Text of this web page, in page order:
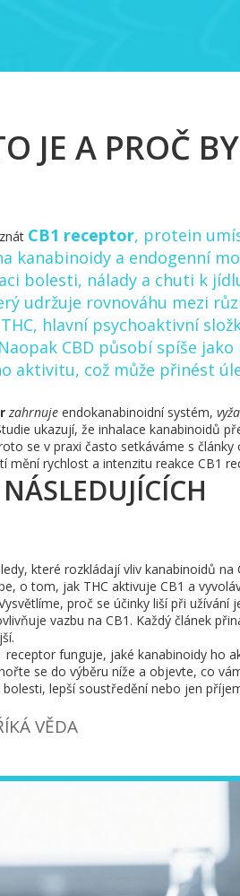
JE A PROČ
CB1 receptor, protein
kanabinoidy a endogenní
bolesti, nálady a chuti k
udržuje rovnováhu mezi
THC, hlavní psychoaktivní
CBD působí spíše
aktivitu, což může přinést
zahrnuje endokanabinoidní systém,
ukazují, že inhalace kanabinoidů
se v praxi často setkáváme s články
mění rychlost a intenzitu reakce CB1
které rozkládají vliv kanabinoidů na
o tom, jak THC aktivuje CB1 a
proč se účinky liší při užívání
vazbu na CB1. Každý článek
funguje, jaké kanabinoidy ho
se do výběru níže a objevte, co
lepší soustředění nebo jen
VĚDA